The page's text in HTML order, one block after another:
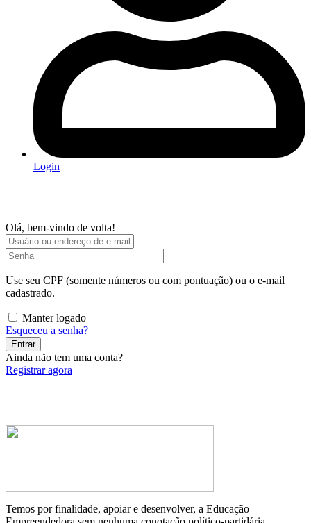
Login
Olá, bem-vindo de volta!
Use seu CPF (somente números ou com pontuação) ou o e-mail
cadastrado.
Manter logado
Esqueceu a senha?
Entrar
Ainda não tem uma conta?
Registrar agora
Temos por finalidade, apoiar e desenvolver, a Educação